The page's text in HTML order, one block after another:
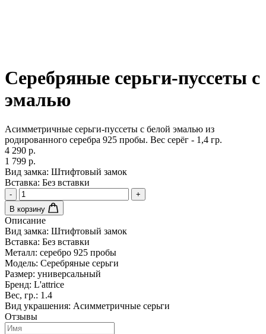
Серебряные серьги-пуссеты с
эмалью
Асимметричные серьги-пуссеты с белой эмалью из
родированного серебра 925 пробы. Вес серёг - 1,4 гр.
4 290 р.
1 799 р.
Вид замка: Штифтовый замок
Вставка: Без вставки
-
+
В корзину
Описание
Вид замка: Штифтовый замок
Вставка: Без вставки
Металл: серебро 925 пробы
Модель: Серебряные серьги
Размер: универсальный
Бренд: L'attrice
Вес, гр.: 1.4
Вид украшения: Асимметричные серьги
Отзывы